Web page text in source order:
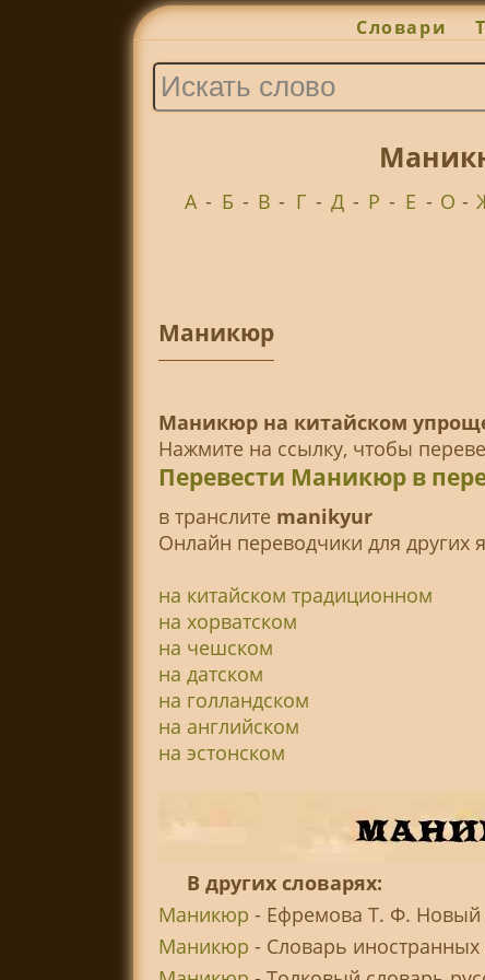
Словари
А - Б - В - Г - Д - Р - Е - О -
Маникюр
Маникюр на китайском
Нажмите на ссылку, чтобы
Перевести Маникюр в
в транслитe manikyur
Онлайн переводчики для других
на китайском традиционном
на хорватском
на чешском
на датском
на голландском
на английском
на эстонском
В других словарях:
Маникюр - Ефремова Т. Ф. Новый
Маникюр - Словарь иностранных